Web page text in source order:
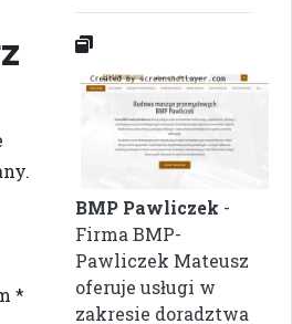
*
BMP Pawliczek -
Firma BMP-
Pawliczek Mateusz
oferuje usługi w
zakresie doradztwa